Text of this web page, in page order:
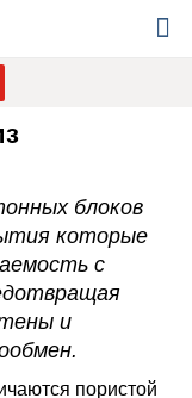
блоков
которые
с
и
пористой